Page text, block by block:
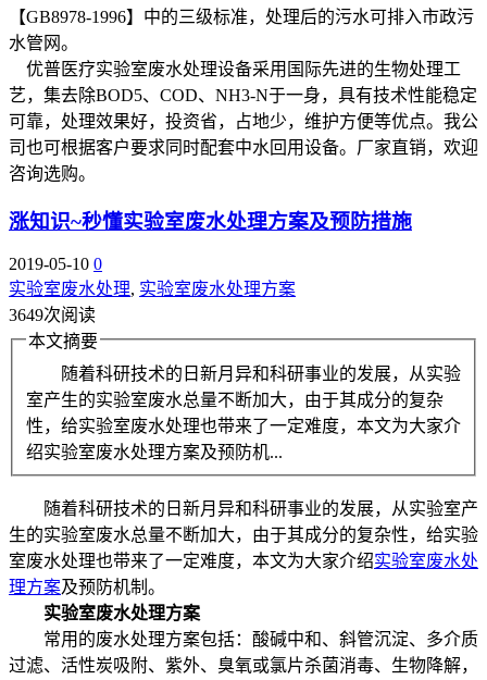
【GB8978-1996】中的三级标准，处理后的污水可排入市政污
水管网。
优普医疗实验室废水处理设备采用国际先进的生物处理工
艺，集去除BOD5、COD、NH3-N于一身，具有技术性能稳定
可靠，处理效果好，投资省，占地少，维护方便等优点。我公
司也可根据客户要求同时配套中水回用设备。厂家直销，欢迎
咨询选购。
涨知识~秒懂实验室废水处理方案及预防措施
2019-05-10 0
实验室废水处理, 实验室废水处理方案
3649次阅读
本文摘要
随着科研技术的日新月异和科研事业的发展，从实验
室产生的实验室废水总量不断加大，由于其成分的复杂
性，给实验室废水处理也带来了一定难度，本文为大家介
绍实验室废水处理方案及预防机...
随着科研技术的日新月异和科研事业的发展，从实验室产
生的实验室废水总量不断加大，由于其成分的复杂性，给实验
室废水处理也带来了一定难度，本文为大家介绍实验室废水处
理方案及预防机制。
实验室废水处理方案
常用的废水处理方案包括：酸碱中和、斜管沉淀、多介质
过滤、活性炭吸附、紫外、臭氧或氯片杀菌消毒、生物降解，